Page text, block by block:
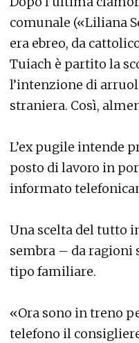
comunale («Liliana
era ebreo, da
Tuiach è partito la
l’intenzione di
straniera. Così,
L’ex pugile intende
posto di lavoro in
informato
Una scelta del tutto
sembra – da
tipo familiare.
«Ora sono in treno
telefono il